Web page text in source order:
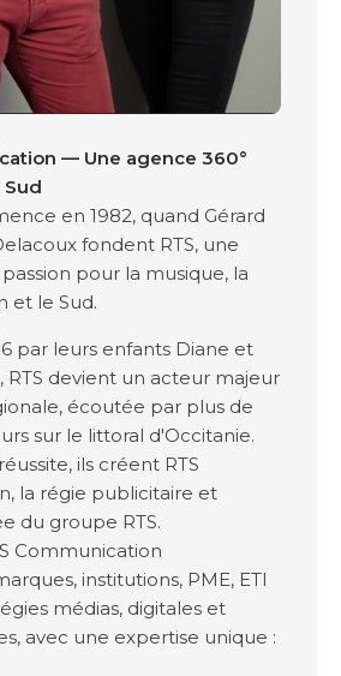
— Une agence 360°
Sud
en 1982, quand Gérard
fondent RTS, une
pour la musique, la
et le Sud.
par leurs enfants Diane et
RTS devient un acteur majeur
écoutée par plus de
sur le littoral d'Occitanie.
ils créent RTS
la régie publicitaire et
du groupe RTS.
Communication
institutions, PME, ETI
médias, digitales et
avec une expertise unique :